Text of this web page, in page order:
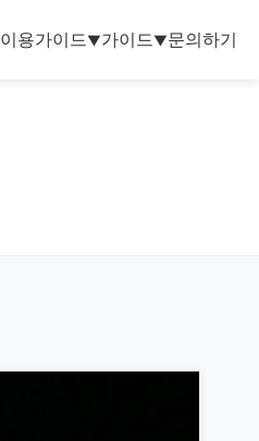
이용가이드▼가이드▼문의하기